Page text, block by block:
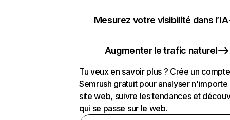
Mesurez votre visibilité dans l’IA
Augmenter le trafic naturel
Tu veux en savoir plus ? Crée un compte
Semrush gratuit pour analyser n'importe
site web, suivre les tendances et
qui se passe sur le web.